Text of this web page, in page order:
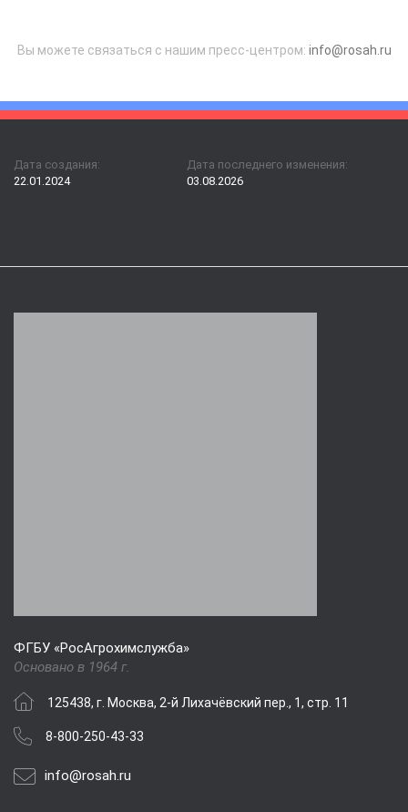
Вы можете связаться с нашим пресс-центром: info@rosah.ru
Дата создания:
22.01.2024
Дата последнего изменения:
03.08.2026
ФГБУ «РосАгрохимслужба»
Основано в 1964 г.
125438, г. Москва, 2-й Лихачёвский пер., 1, стр. 11
8-800-250-43-33
info@rosah.ru